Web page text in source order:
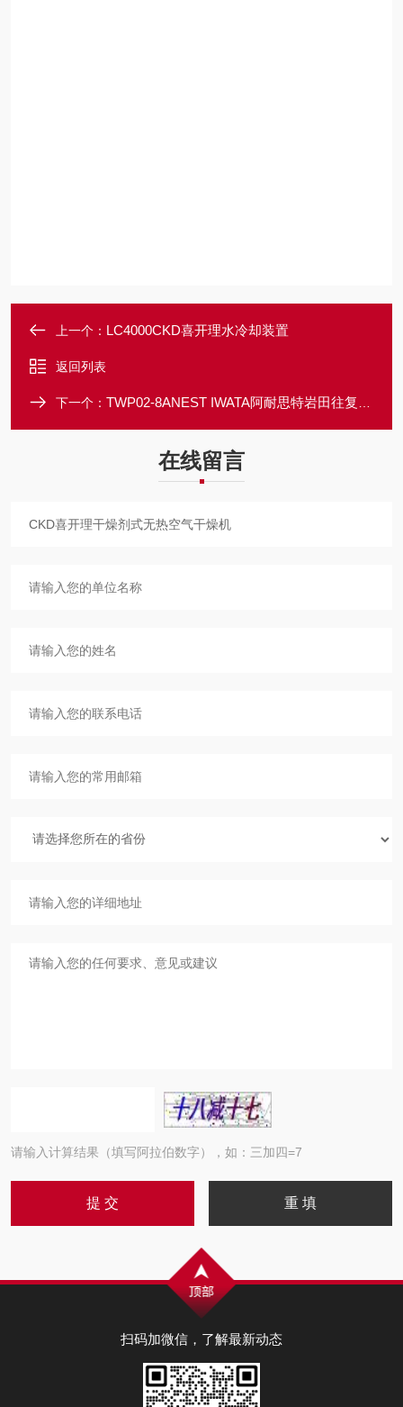
上一个： LC4000CKD喜开理水冷却装置
返回列表
下一个： TWP02-8ANEST IWATA阿耐思特岩田往复式压缩机
在线留言
请输入计算结果（填写阿拉伯数字），如：三加四=7
扫码加微信，了解最新动态